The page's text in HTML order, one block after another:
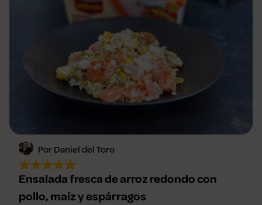
Por Daniel del Toro
Ensalada fresca de arroz redondo con
pollo, maíz y espárragos